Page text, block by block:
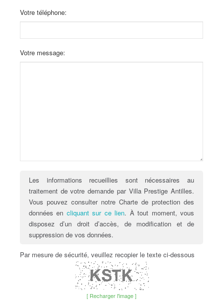
Votre téléphone:
Votre message:
Les informations recueillies sont nécessaires au
traitement de votre demande par Villa Prestige Antilles.
Vous pouvez consulter notre Charte de protection des
données en cliquant sur ce lien. À tout moment, vous
disposez d’un droit d’accès, de modification et de
suppression de vos données.
Par mesure de sécurité, veuillez recopier le texte ci-dessous
[ Recharger l'image ]